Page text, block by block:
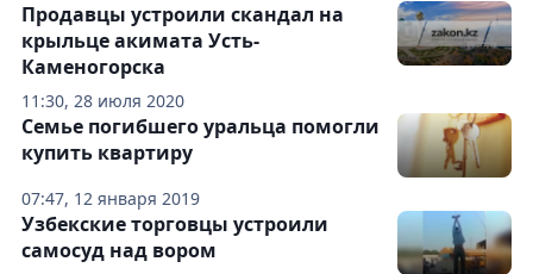
11:30, 28 июля 2020
Продавцы устроили скандал на
крыльце акимата Усть-
Каменогорска
07:47, 12 января 2019
Семье погибшего уральца помогли
купить квартиру
Узбекские торговцы устроили
самосуд над вором